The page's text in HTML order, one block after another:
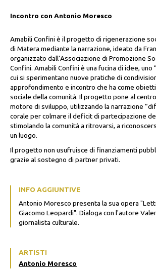
Incontro con Antonio Moresco
Amabili Confini è il progetto di rigenerazione
di Matera mediante la narrazione, ideato da
organizzato dall’Associazione di Promozione
Confini. Amabili Confini è una fucina di idee, uno
cui si sperimentano nuove pratiche di
approfondimento e incontro che ha come
sociale della comunità. Il progetto pone al
motore di sviluppo, utilizzando la narrazione
corale per colmare il deficit di partecipazione
stimolando la comunità a ritrovarsi, a
un luogo.
Il progetto non usufruisce di finanziamenti
grazie al sostegno di partner privati.
INFO AGGIUNTIVE
Antonio Moresco presenta la sua opera
Giacomo Leopardi". Dialoga con l'autore
giornalista culturale.
ARTISTI
Antonio Moresco